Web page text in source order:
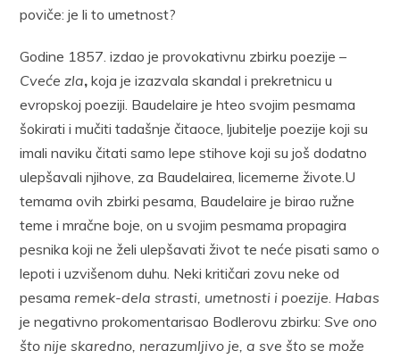
poviče: je li to umetnost?
Godine 1857. izdao je provokativnu zbirku poezije –
Cveće zla, koja je izazvala skandal i prekretnicu u
evropskoj poeziji. Baudelaire je hteo svojim pesmama
šokirati i mučiti tadašnje čitaoce, ljubitelje poezije koji su
imali naviku čitati samo lepe stihove koji su još dodatno
ulepšavali njihove, za Baudelairea, licemerne živote.U
temama ovih zbirki pesama, Baudelaire je birao ružne
teme i mračne boje, on u svojim pesmama propagira
pesnika koji ne želi ulepšavati život te neće pisati samo o
lepoti i uzvišenom duhu. Neki kritičari zovu neke od
pesama remek-dela strasti, umetnosti i poezije Habas
je negativno prokomentarisao Bodlerovu zbirku:Sve ono
što nije skaredno, nerazumljivo je, a sve što se može